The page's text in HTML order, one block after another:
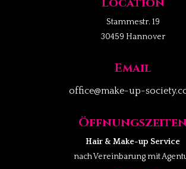
Stammestr. 19
30459 Hannover
Email
office@make-up-
Hair & Make-up Service
nach Vereinbarung mit